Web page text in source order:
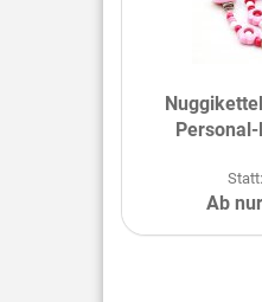
Personal-
Ab